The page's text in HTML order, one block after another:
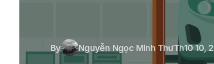
By Nguyễn Ngọc Minh ThưTh10 10,